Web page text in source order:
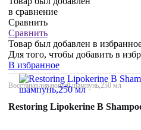
в сравнение
Сравнить
Сравнить
Товар был добавлен в
Для того, чтобы добавить в
В избранное
Восстанавливающий шампунь,250 мл
Restoring Lipokerine B